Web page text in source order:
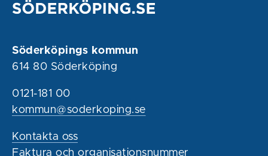
Söderköpings kommun
614 80 Söderköping
0121-181 00
kommun@soderkoping.se
Kontakta oss
Faktura och organisationsnummer